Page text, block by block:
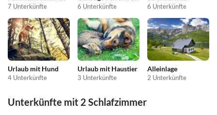
7 Unterkünfte 6 Unterkünfte 6 Unterkünfte
Urlaub mit Hund
4 Unterkünfte
Urlaub mit Haustier
3 Unterkünfte
Alleinlage
2 Unterkünfte
Unterkünfte mit 2 Schlafzimmer